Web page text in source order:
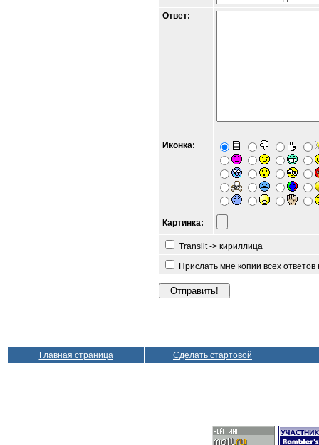
Ответ:
Иконка:
Картинка:
Translit -> кириллица
Прислать мне копии всех
Главная страница Сделать стартовой